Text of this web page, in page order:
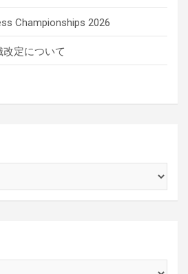
Championships 2026
定について